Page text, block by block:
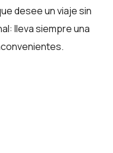
desee un viaje sin
lleva siempre una